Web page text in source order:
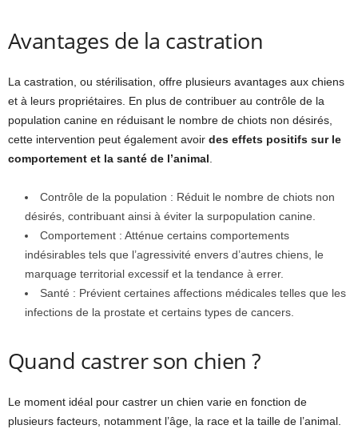
Avantages de la castration
La castration, ou stérilisation, offre plusieurs avantages aux chiens
et à leurs propriétaires. En plus de contribuer au contrôle de la
population canine en réduisant le nombre de chiots non désirés,
cette intervention peut également avoir des effets positifs sur le
comportement et la santé de l’animal.
Contrôle de la population : Réduit le nombre de chiots non
désirés, contribuant ainsi à éviter la surpopulation canine.
Comportement : Atténue certains comportements
indésirables tels que l’agressivité envers d’autres chiens, le
marquage territorial excessif et la tendance à errer.
Santé : Prévient certaines affections médicales telles que les
infections de la prostate et certains types de cancers.
Quand castrer son chien ?
Le moment idéal pour castrer un chien varie en fonction de
plusieurs facteurs, notamment l’âge, la race et la taille de l’animal.